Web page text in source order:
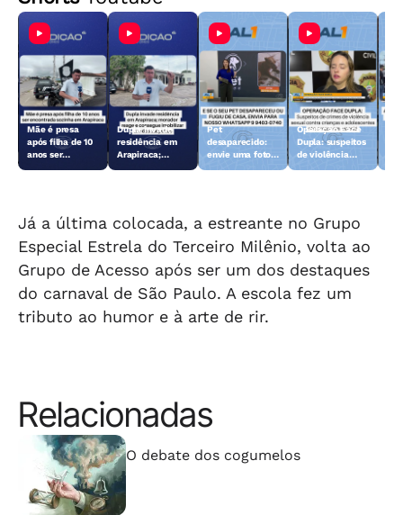
Mãe é presa
após filha de 10
anos ser
Dupla invade
residência em
Arapiraca;
Pet
desaparecido:
envie uma foto
Operação Face
Dupla: suspeitos
de violência
Já a última colocada, a estreante no Grupo
Especial Estrela do Terceiro Milênio, volta ao
Grupo de Acesso após ser um dos destaques
do carnaval de São Paulo. A escola fez um
tributo ao humor e à arte de rir.
Relacionadas
O debate dos cogumelos